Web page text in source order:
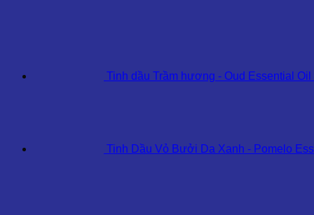
Tinh dầu Trầm hương - Oud Essential Oil
Tinh Dầu Vỏ Bưởi Da Xanh - Pomelo